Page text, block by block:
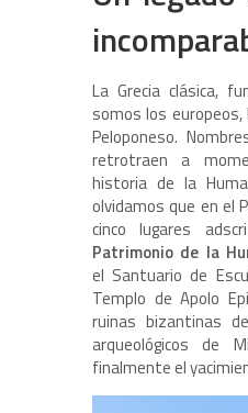
La Grecia clásica,
somos los
Peloponeso.
retrotraen a
historia de la
olvidamos que en el
cinco lugares
Patrimonio de la
el Santuario de
Templo de Apolo
ruinas bizantinas
arqueológicos de
finalmente el